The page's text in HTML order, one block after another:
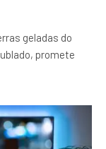
geladas do
promete